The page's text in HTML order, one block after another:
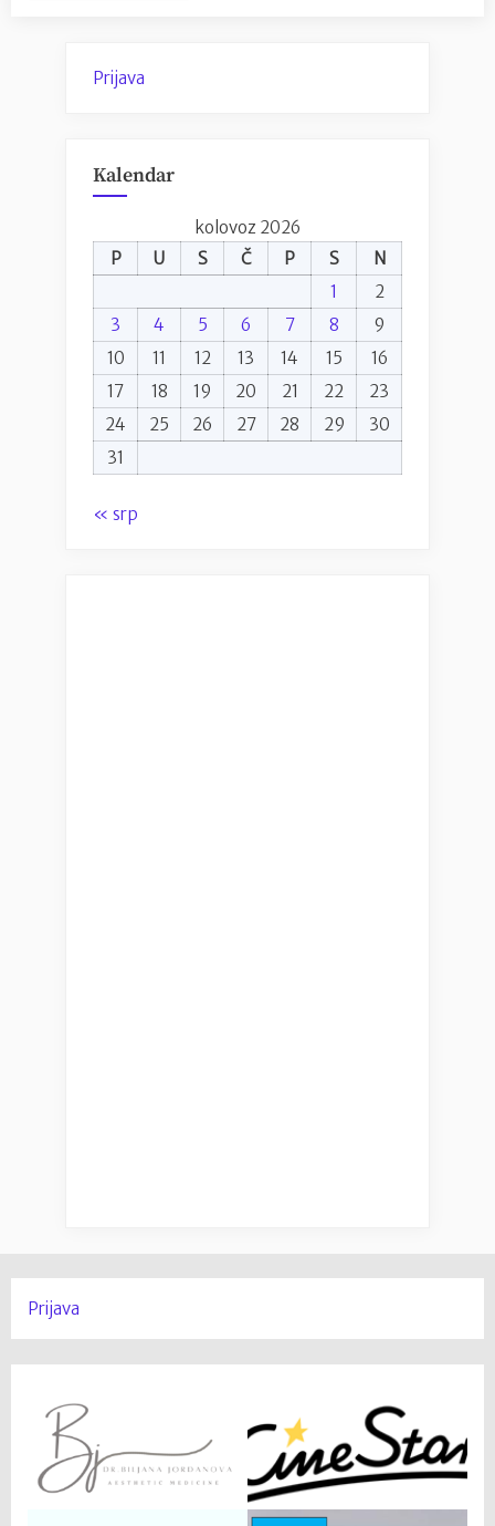
Prijava
Kalendar
kolovoz 2026
P
U S Č P S
N
1
2
3
4 5 6 7 8
9
10
11 12 13 14 15
16
17
18 19 20 21 22
23
24
25 26 27 28 29
30
31
« srp
Prijava